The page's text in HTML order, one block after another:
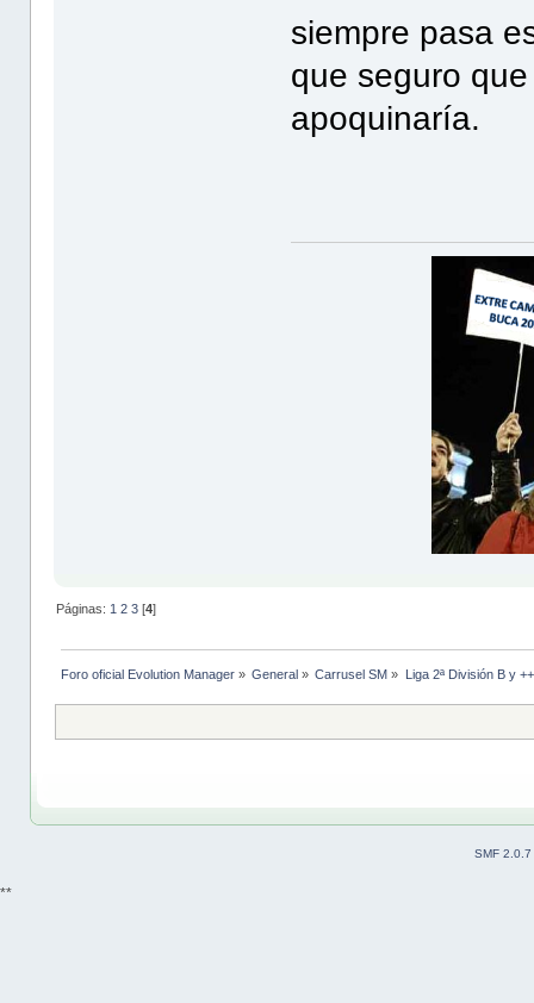
siempre pasa
que seguro
apoquinaría.
Páginas: 1 2 3[4]
Foro oficial Evolution Manager» General » Carrusel SM » Liga 2ª División B y
SMF 2.0.7
**